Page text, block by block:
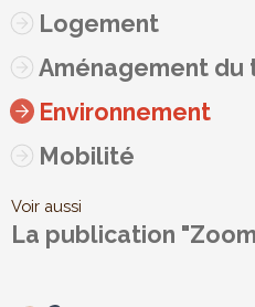
Logement
Aménagement du
Environnement
Mobilité
Voir aussi
La publication